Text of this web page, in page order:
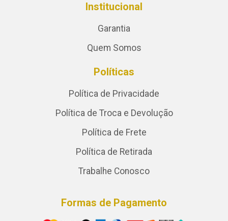
Institucional
Garantia
Quem Somos
Políticas
Política de Privacidade
Política de Troca e Devolução
Política de Frete
Política de Retirada
Trabalhe Conosco
Formas de Pagamento